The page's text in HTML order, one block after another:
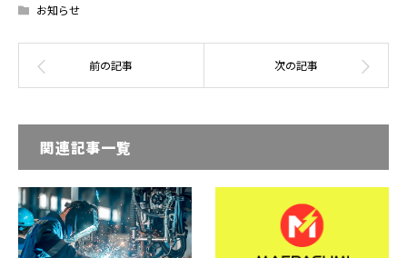
お知らせ
関連記事一覧